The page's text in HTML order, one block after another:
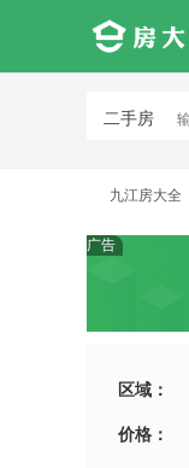
二手房
九江房大全
广告
区域：
价格：